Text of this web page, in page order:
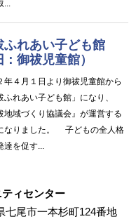
ィセンター
七尾市一本杉町124番地